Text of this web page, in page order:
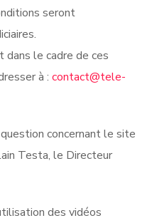
seront
le cadre de ces
à :contact@tele-
concernant le site
Testa, le Directeur
des vidéos